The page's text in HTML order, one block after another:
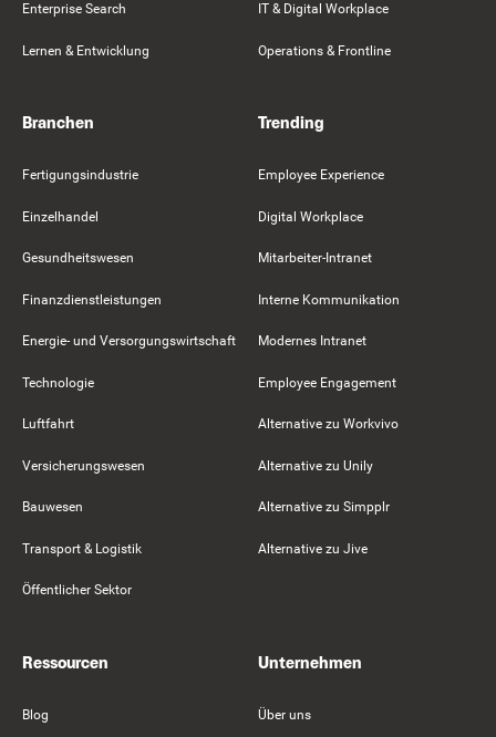
Enterprise Search
Lernen & Entwicklung
IT & Digital Workplace
Operations & Frontline
Branchen
Fertigungsindustrie
Einzelhandel
Gesundheitswesen
Finanzdienstleistungen
Energie- und Versorgungswirtschaft
Technologie
Luftfahrt
Versicherungswesen
Bauwesen
Transport & Logistik
Öffentlicher Sektor
Trending
Employee Experience
Digital Workplace
Mitarbeiter-Intranet
Interne Kommunikation
Modernes Intranet
Employee Engagement
Alternative zu Workvivo
Alternative zu Unily
Alternative zu Simpplr
Alternative zu Jive
Ressourcen
Blog
Unternehmen
Über uns